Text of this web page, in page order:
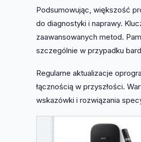
Podsumowując, większość
do diagnostyki i naprawy.
zaawansowanych metod.
szczególnie w przypadku
Regularne aktualizacje
łącznością w przyszłości.
wskazówki i rozwiązania